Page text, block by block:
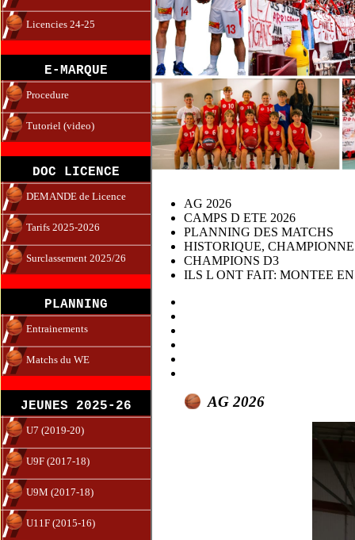
Licencies 24-25
E-MARQUE
Procedure
Tutoriel (video)
DOC LICENCE
DEMANDE de Licence
Tarifs 2025-2026
Surclassement 2025/26
PLANNING
Entrainements
Matchs du WE
JEUNES 2025-26
U7 (2019-20)
U9F (2017-18)
U9M (2017-18)
U11F (2015-16)
AG 2026
CAMPS D ETE 2026
PLANNING DES MATCHS
HISTORIQUE,
CHAMPIONS D3
ILS L ONT FAIT: MONTEE
AG 2026